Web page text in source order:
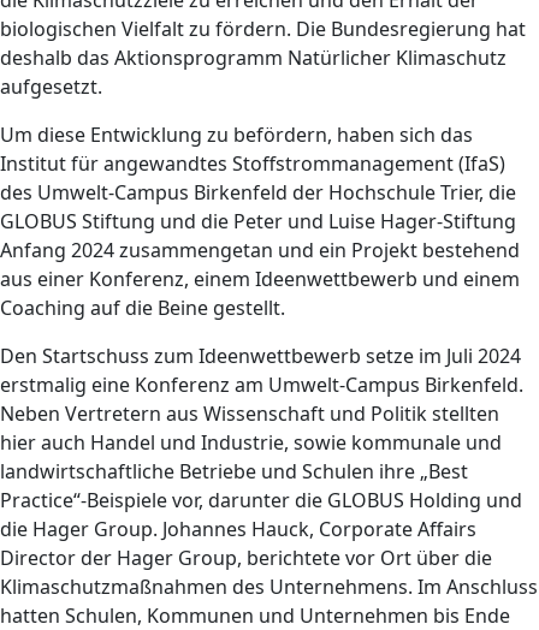
biologischen Vielfalt zu fördern. Die Bundesregierung hat
deshalb das Aktionsprogramm Natürlicher Klimaschutz
aufgesetzt.
Um diese Entwicklung zu befördern, haben sich das
Institut für angewandtes Stoffstrommanagement (IfaS)
des Umwelt-Campus Birkenfeld der Hochschule Trier, die
GLOBUS Stiftung und die Peter und Luise Hager-Stiftung
Anfang 2024 zusammengetan und ein Projekt bestehend
aus einer Konferenz, einem Ideenwettbewerb und einem
Coaching auf die Beine gestellt.
Den Startschuss zum Ideenwettbewerb setze im Juli 2024
erstmalig eine Konferenz am Umwelt-Campus Birkenfeld.
Neben Vertretern aus Wissenschaft und Politik stellten
hier auch Handel und Industrie, sowie kommunale und
landwirtschaftliche Betriebe und Schulen ihre „Best
Practice“-Beispiele vor, darunter die GLOBUS Holding und
die Hager Group. Johannes Hauck, Corporate Affairs
Director der Hager Group, berichtete vor Ort über die
Klimaschutzmaßnahmen des Unternehmens. Im Anschluss
hatten Schulen, Kommunen und Unternehmen bis Ende